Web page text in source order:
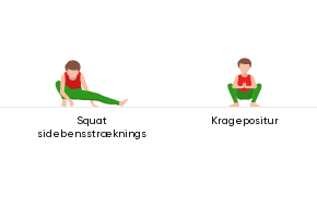
Squat
sidebensstrækningsstilling
Kragepositur